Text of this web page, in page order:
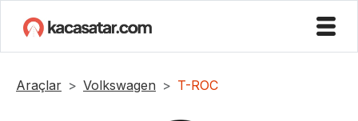
Araçlar Volkswagen T-ROC